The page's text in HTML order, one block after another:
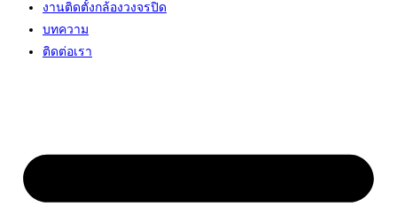
งานติดตั้งกล้องวงจรปิด
บทความ
ติดต่อเรา